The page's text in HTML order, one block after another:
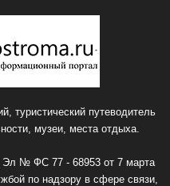
туристический путеводитель
музеи, места отдыха.
Эл № ФС 77 - 68953 от 7 марта
по надзору в сфере связи,